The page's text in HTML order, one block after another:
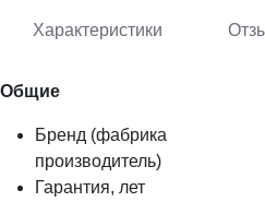
Характеристики
Общие
Бренд (фабрика
производитель)
Гарантия, лет